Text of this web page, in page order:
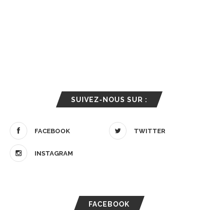
SUIVEZ-NOUS SUR :
FACEBOOK TWITTER
INSTAGRAM
FACEBOOK